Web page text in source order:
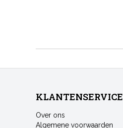
KLANTENSERVICE
Over ons
Algemene voorwaarden